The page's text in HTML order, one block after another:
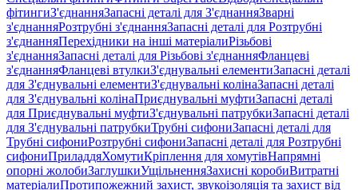
фітингиЗ'єднанняЗапасні деталі для З'єднанняЗварні
з'єднанняРозтрубні з'єднанняЗапасні деталі для Розтрубні
з'єднанняПерехідники на інші матеріалиРізьбові
з'єднанняЗапасні деталі для Різьбові з'єднанняФланцеві
з'єднанняФланцеві втулкиЗ'єднувальні елементиЗапасні деталі
для З'єднувальні елементиЗ'єднувальні колінаЗапасні деталі
для З'єднувальні колінаПриєднувальні муфтиЗапасні деталі
для Приєднувальні муфтиЗ'єднувальні патрубкиЗапасні деталі
для З'єднувальні патрубкиТрубні сифониЗапасні деталі для
Трубні сифониРозтрубні сифониЗапасні деталі для Розтрубні
сифониПриладдяХомутиКріплення для хомутівНапрямні
опорні жолобиЗаглушкиУщільненняЗахисні коробиВитратні
матеріалиПротипожежний захист, звукоізоляція та захист від